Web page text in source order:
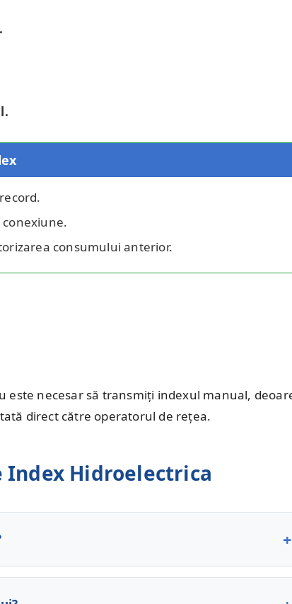
consumului anterior.
este necesar să transmiți indexul manual,
direct către operatorul de rețea.
Hidroelectrica